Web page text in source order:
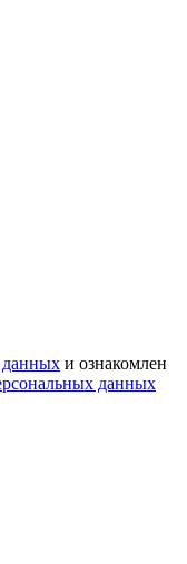
данных и ознакомлен
данных